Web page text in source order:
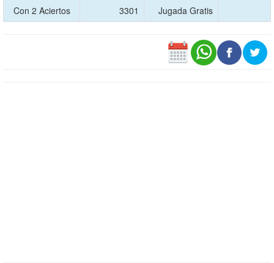
Con 2 Aciertos
3301 Jugada Gratis